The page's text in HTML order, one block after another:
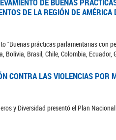
DE LA REGIÓN DE
"Buenas prácticas parlamentarias con
Bolivia, Brasil, Chile, Colombia,
CONTRA LAS VIOLENCIAS POR
y Diversidad presentó el Plan